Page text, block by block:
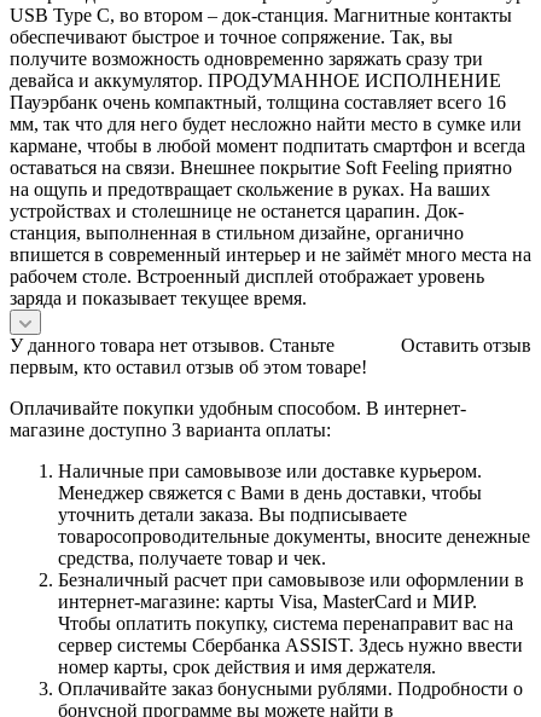
USB Type C, во втором – док-станция. Магнитные контакты
обеспечивают быстрое и точное сопряжение. Так, вы
получите возможность одновременно заряжать сразу три
девайса и аккумулятор. ПРОДУМАННОЕ ИСПОЛНЕНИЕ
Пауэрбанк очень компактный, толщина составляет всего 16
мм, так что для него будет несложно найти место в сумке или
кармане, чтобы в любой момент подпитать смартфон и всегда
оставаться на связи. Внешнее покрытие Soft Feeling приятно
на ощупь и предотвращает скольжение в руках. На ваших
устройствах и столешнице не останется царапин. Док-
станция, выполненная в стильном дизайне, органично
впишется в современный интерьер и не займёт много места на
рабочем столе. Встроенный дисплей отображает уровень
заряда и показывает текущее время.
Оставить отзыв
У данного товара нет отзывов. Станьте
первым, кто оставил отзыв об этом товаре!
Оплачивайте покупки удобным способом. В интернет-
магазине доступно 3 варианта оплаты:
Наличные при самовывозе или доставке курьером.
Менеджер свяжется с Вами в день доставки, чтобы
уточнить детали заказа. Вы подписываете
товаросопроводительные документы, вносите денежные
средства, получаете товар и чек.
Безналичный расчет при самовывозе или оформлении в
интернет-магазине: карты Visa, MasterCard и МИР.
Чтобы оплатить покупку, система перенаправит вас на
сервер системы Сбербанка ASSIST. Здесь нужно ввести
номер карты, срок действия и имя держателя.
Оплачивайте заказ бонусными рублями. Подробности о
бонусной программе вы можете найти в